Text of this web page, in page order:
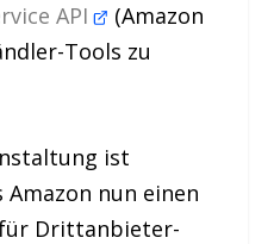
API
(Amazon
Tools zu
ist
nun einen
Drittanbieter-